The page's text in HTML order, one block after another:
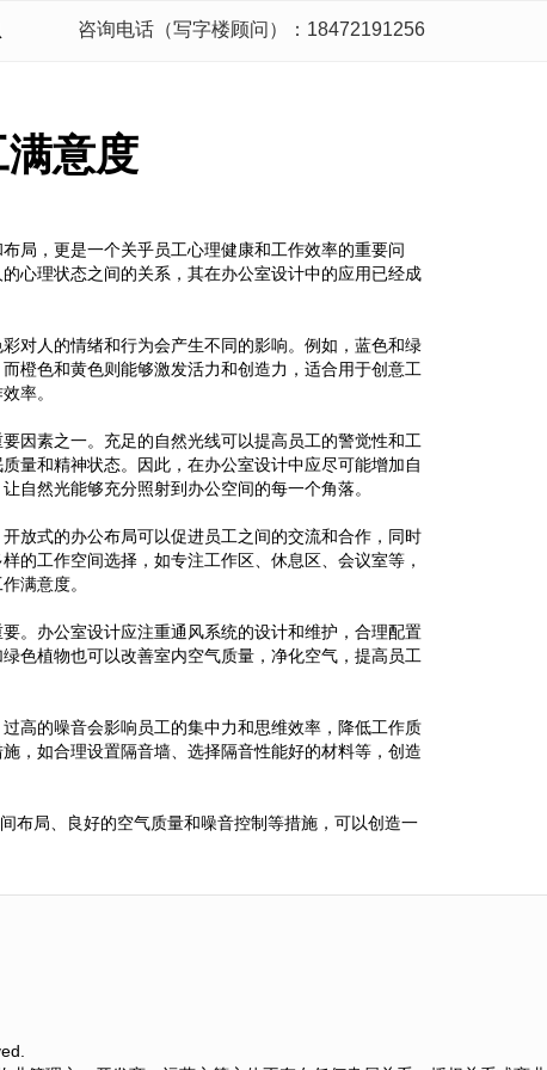
咨询电话（写字楼顾问）：18472191256
意度
局，更是一个关乎员工心理健康和工作效率的重要问
心理状态之间的关系，其在办公室设计中的应用已经成
对人的情绪和行为会产生不同的影响。例如，蓝色和绿
橙色和黄色则能够激发活力和创造力，适合用于创意工
率。
因素之一。充足的自然光线可以提高员工的警觉性和工
量和精神状态。因此，在办公室设计中应尽可能增加自
自然光能够充分照射到办公空间的每一个角落。
放式的办公布局可以促进员工之间的交流和合作，同时
的工作空间选择，如专注工作区、休息区、会议室等，
满意度。
。办公室设计应注重通风系统的设计和维护，合理配置
色植物也可以改善室内空气质量，净化空气，提高员工
高的噪音会影响员工的集中力和思维效率，降低工作质
，如合理设置隔音墙、选择隔音性能好的材料等，创造
布局、良好的空气质量和噪音控制等措施，可以创造一